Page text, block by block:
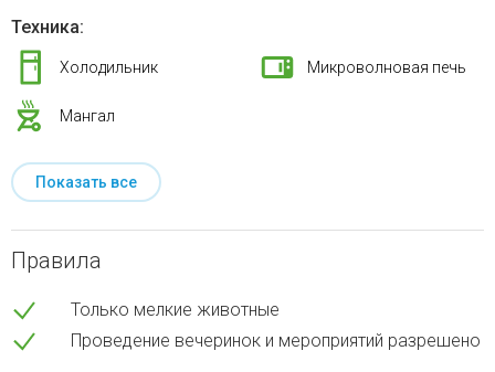
Техника:
Холодильник Микроволновая печь
Мангал
Показать все
Правила
Только мелкие животные
Проведение вечеринок и мероприятий разрешено